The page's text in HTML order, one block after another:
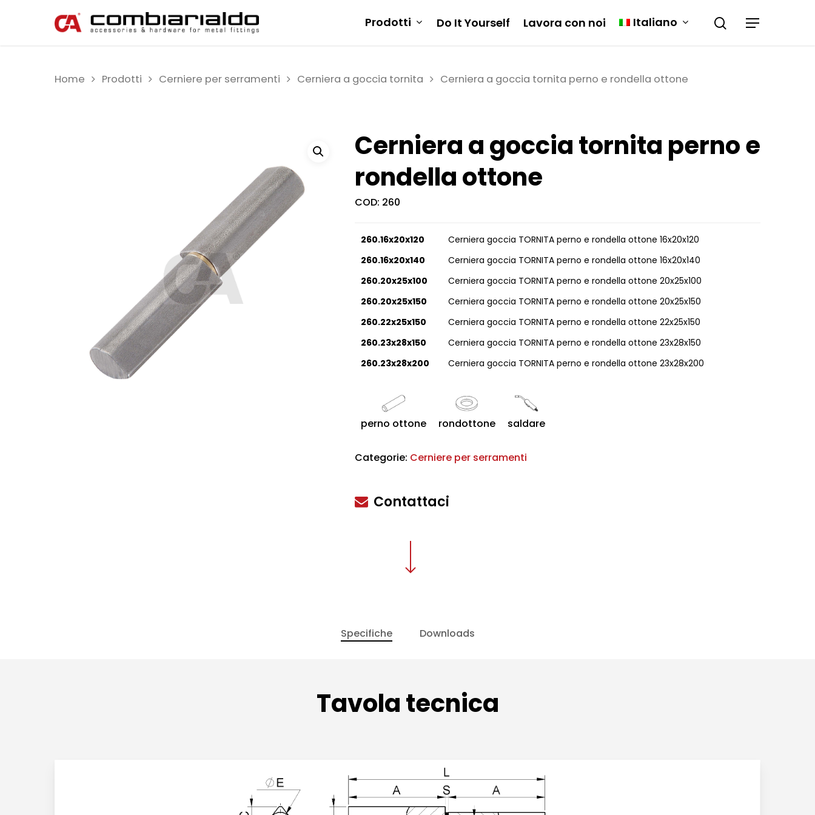
Prodotti Do It Yourself Lavora con noi Italiano
Home Prodotti Cerniere per serramenti Cerniera a goccia tornita Cerniera a goccia tornita perno e rondella ottone
Cerniera a goccia tornita perno e
rondella ottone
COD: 260
260.16x20x120
Cerniera goccia TORNITA perno e rondella ottone 16x20x120
260.16x20x140
Cerniera goccia TORNITA perno e rondella ottone 16x20x140
260.20x25x100
Cerniera goccia TORNITA perno e rondella ottone 20x25x100
260.20x25x150
Cerniera goccia TORNITA perno e rondella ottone 20x25x150
260.22x25x150
Cerniera goccia TORNITA perno e rondella ottone 22x25x150
260.23x28x150
Cerniera goccia TORNITA perno e rondella ottone 23x28x150
260.23x28x200
Cerniera goccia TORNITA perno e rondella ottone 23x28x200
perno ottone rondottone saldare
Categorie: Cerniere per serramenti
Contattaci
Specifiche Downloads
Tavola tecnica